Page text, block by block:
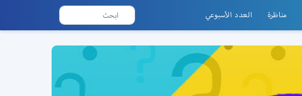
مناظرة العدد الأسبوعي